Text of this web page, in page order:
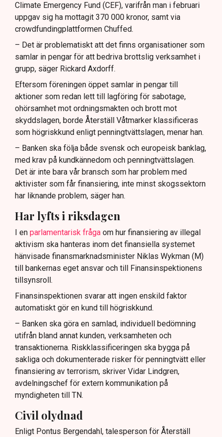
Climate Emergency Fund (CEF), varifrån man i februari
uppgav sig ha mottagit 370 000 kronor, samt via
crowdfundingplattformen Chuffed.
– Det är problematiskt att det finns organisationer som
samlar in pengar för att bedriva brottslig verksamhet i
grupp, säger Rickard Axdorff.
Eftersom föreningen öppet samlar in pengar till
aktioner som redan lett till lagföring för sabotage,
ohörsamhet mot ordningsmakten och brott mot
skyddslagen, borde Återställ Våtmarker klassificeras
som högriskkund enligt penningtvättslagen, menar han.
– Banken ska följa både svensk och europeisk banklag,
med krav på kundkännedom och penningtvättslagen.
Det är inte bara vår bransch som har problem med
aktivister som får finansiering, inte minst skogssektorn
har liknande problem, säger han.
Har lyfts i riksdagen
I en parlamentarisk fråga om hur finansiering av illegal
aktivism ska hanteras inom det finansiella systemet
hänvisade finansmarknadsminister Niklas Wykman (M)
till bankernas eget ansvar och till Finansinspektionens
tillsynsroll.
Finansinspektionen svarar att ingen enskild faktor
automatiskt gör en kund till högriskkund.
– Banken ska göra en samlad, individuell bedömning
utifrån bland annat kunden, verksamheten och
transaktionerna. Riskklassificeringen ska bygga på
sakliga och dokumenterade risker för penningtvätt eller
finansiering av terrorism, skriver Vidar Lindgren,
avdelningschef för extern kommunikation på
myndigheten till TN.
Civil olydnad
Enligt Pontus Bergendahl, talesperson för Återställ